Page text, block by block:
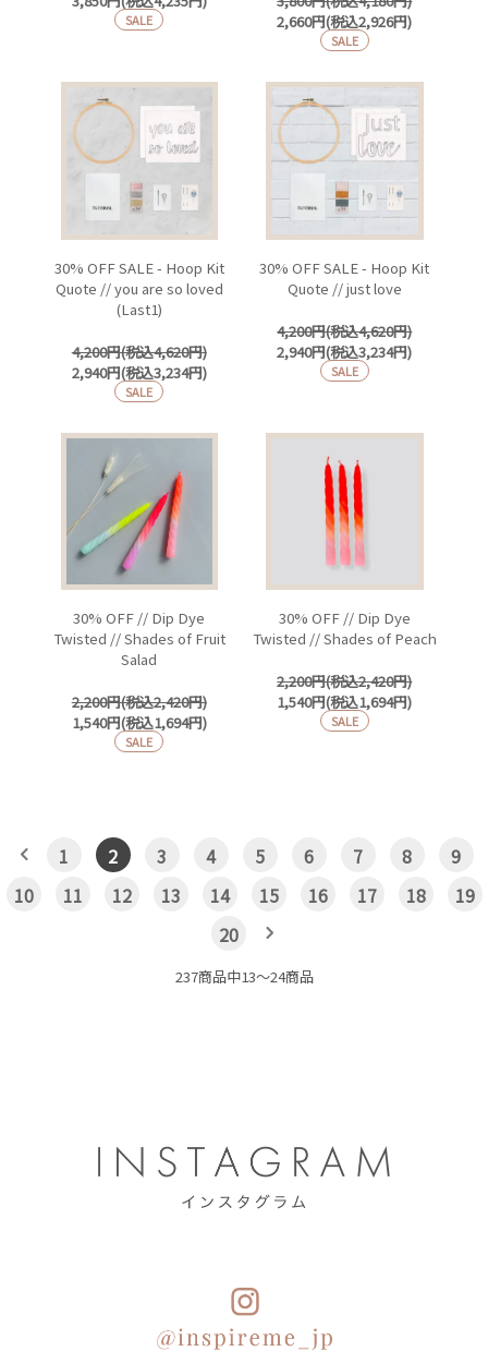
SALE
2,660円(税込2,926円)
SALE
30% OFF SALE - Hoop Kit
Quote // you are so loved
(Last1)
4,200円(税込4,620円)
2,940円(税込3,234円)
SALE
30% OFF SALE - Hoop Kit
Quote // just love
4,200円(税込4,620円)
2,940円(税込3,234円)
SALE
30% OFF // Dip Dye
Twisted // Shades of Fruit
Salad
2,200円(税込2,420円)
1,540円(税込1,694円)
SALE
30% OFF // Dip Dye
Twisted // Shades of Peach
2,200円(税込2,420円)
1,540円(税込1,694円)
SALE
1 2 3 4 5 6 7 8
9
10
11 12 13 14 15 16 17 18
19
20
237商品中13〜24商品